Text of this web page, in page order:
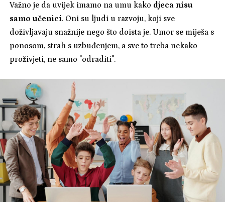
Važno je da uvijek imamo na umu kako djeca nisu
samo učenici. Oni su ljudi u razvoju, koji sve
doživljavaju snažnije nego što doista je. Umor se miješa s
ponosom, strah s uzbuđenjem, a sve to treba nekako
proživjeti, ne samo "odraditi".